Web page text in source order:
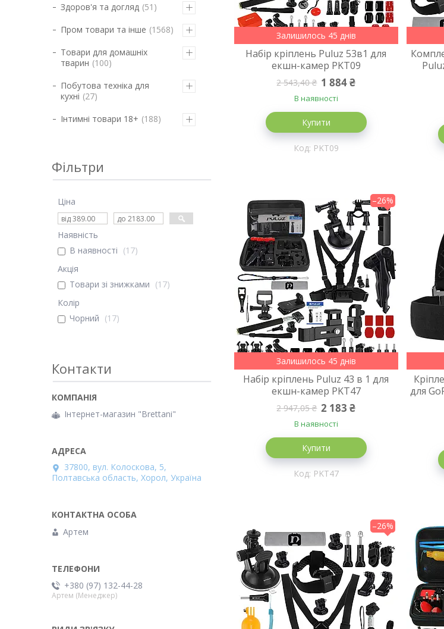
Залишилось 45 днів
Набір кріплень Puluz 53в1 для
екшн-камер PKT09
2 543,40 ₴ 1 884 ₴
В наявності
Купити
PKT09
–26%
Залишилось 45 днів
Набір кріплень Puluz 43 в 1 для
екшн-камер PKT47
2 947,05 ₴ 2 183 ₴
В наявності
Купити
PKT47
для
–26%
Здоров'я та догляд 51
Пром товари та інше 1568
Товари для домашніх
тварин 100
Побутова техніка для
кухні 27
Інтимні товари 18+ 188
Фільтри
Ціна
Наявність
В наявності
17
Акція
Товари зі знижками
17
Колір
Чорний
17
Контакти
Інтернет-магазин "Brettani"
37800, вул. Колоскова, 5,
Полтавська область, Хорол, Україна
Артем
+380 (97) 132-44-28
Артем (Менеджер)